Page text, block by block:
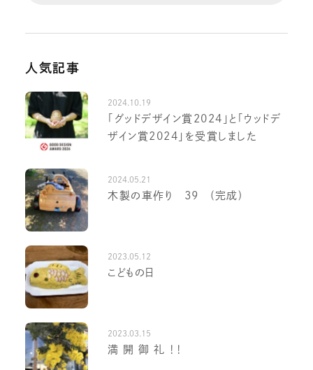
人気記事
2024.10.19
「グッドデザイン賞2024」と「ウッドデ
ザイン賞2024」を受賞しました
2024.05.21
木製の車作り 39 (完成)
2023.05.12
こどもの日
2023.03.15
満 開 御 礼 ！！